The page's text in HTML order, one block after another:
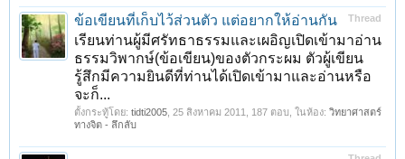
Thread
ข้อเขียนที่เก็บไว้ส่วนตัว แต่อยากให้อ่านกัน
เรียนท่านผู้มีศรัทธาธรรมและเผอิญเปิดเข้ามาอ่าน
ธรรมวิพากษ์(ข้อเขียน)ของตัวกระผม ตัวผู้เขียน
รู้สึกมีความยินดีที่ท่านได้เปิดเข้ามาและอ่านหรือ
จะก็...
ตั้งกระทู้โดย: tidti2005 25 สิงหาคม 2011 , 187 ตอบ, ในห้อง: วิทยาศาสตร์
ทางจิต - ลึกลับ